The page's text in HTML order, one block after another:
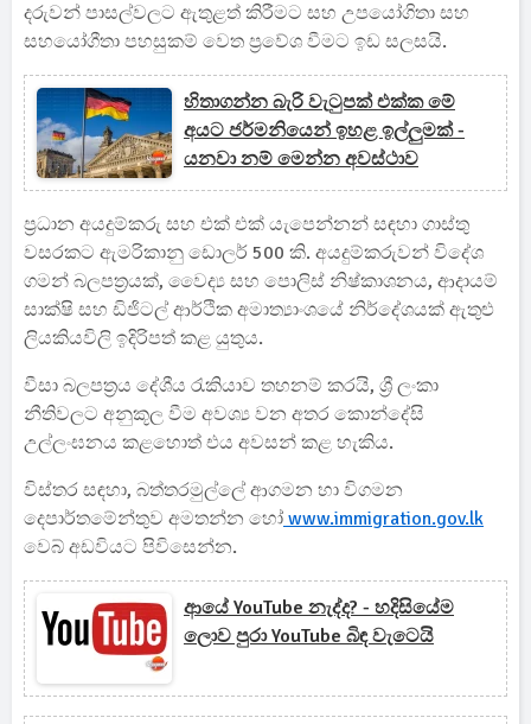
දරුවන් පාසල්වලට ඇතුළත් කිරීමට සහ උපයෝගිතා සහ
සහයෝගීතා පහසුකම් වෙත ප්‍රවේශ වීමට ඉඩ සලසයි.
හිතාගන්න බැරි වැටුපක් එක්ක මේ
අයට ජර්මනියෙන් ඉහළ ඉල්ලුමක් -
යනවා නම් මෙන්න අවස්ථාව
ප්‍රධාන අයදුම්කරු සහ එක් එක් යැපෙන්නන් සඳහා ගාස්තු
වසරකට ඇමරිකානු ඩොලර් 500 කි. අයදුම්කරුවන් විදේශ
ගමන් බලපත්‍රයක්, වෛද්‍ය සහ පොලිස් නිෂ්කාශනය, ආදායම්
සාක්ෂි සහ ඩිජිටල් ආර්ථික අමාත්‍යාංශයේ නිර්දේශයක් ඇතුළු
ලියකියවිලි ඉදිරිපත් කළ යුතුය.
වීසා බලපත්‍රය දේශීය රැකියාව තහනම් කරයි, ශ්‍රී ලංකා
නීතිවලට අනුකූල වීම අවශ්‍ය වන අතර කොන්දේසි
උල්ලංඝනය කළහොත් එය අවසන් කළ හැකිය.
විස්තර සඳහා, බත්තරමුල්ලේ ආගමන හා විගමන
දෙපාර්තමේන්තුව අමතන්න හෝ www.immigration.gov.lk
වෙබ් අඩවියට පිවිසෙන්න.
ආයේ YouTube නැද්ද? - හදිසියේම
ලොව පුරා YouTube බිඳ වැටෙයි